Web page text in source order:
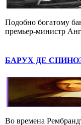
Подобно богатому
премьер-министр
БАРУХ ДЕ
Во времена